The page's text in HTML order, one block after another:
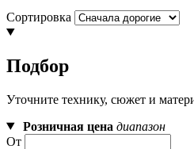
Сортировка
Подбор
Уточните технику, сюжет и
Розничная цена диапазон
От